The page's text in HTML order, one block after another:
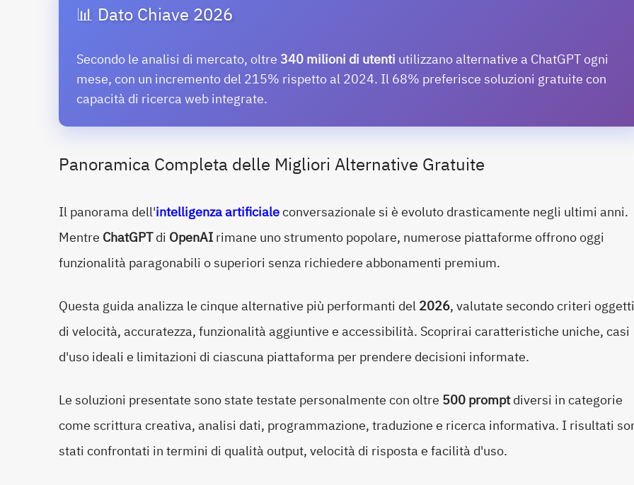
📊 Dato Chiave 2026
Secondo le analisi di mercato, oltre 340 milioni di utenti utilizzano alternative a ChatGPT ogni
mese, con un incremento del 215% rispetto al 2024. Il 68% preferisce soluzioni gratuite con
capacità di ricerca web integrate.
Panoramica Completa delle Migliori Alternative Gratuite
Il panorama dell'intelligenza artificialeconversazionale si è evoluto drasticamente negli ultimi anni.
Mentre ChatGPTdi OpenAIrimane uno strumento popolare, numerose piattaforme offrono oggi
funzionalità paragonabili o superiori senza richiedere abbonamenti premium.
Questa guida analizza le cinque alternative più performanti del2026, valutate secondo criteri
di velocità, accuratezza, funzionalità aggiuntive e accessibilità. Scoprirai caratteristiche uniche, casi
d'uso ideali e limitazioni di ciascuna piattaforma per prendere decisioni informate.
Le soluzioni presentate sono state testate personalmente con oltre 500 promptdiversi in categorie
come scrittura creativa, analisi dati, programmazione, traduzione e ricerca informativa. I risultati
stati confrontati in termini di qualità output, velocità di risposta e facilità d'uso.